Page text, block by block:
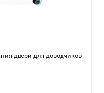
двери для доводчиков